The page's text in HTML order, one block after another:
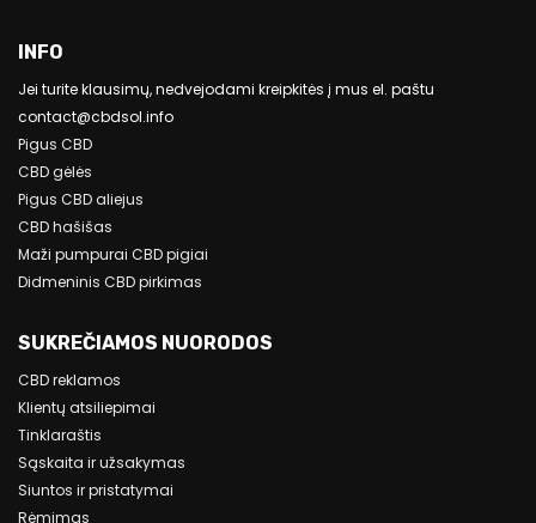
INFO
Jei turite klausimų, nedvejodami kreipkitės į mus el. paštu
contact@cbdsol.info
Pigus CBD
CBD gėlės
Pigus CBD aliejus
CBD hašišas
Maži pumpurai CBD pigiai
Didmeninis CBD pirkimas
SUKREČIAMOS NUORODOS
CBD reklamos
Klientų atsiliepimai
Tinklaraštis
Sąskaita ir užsakymas
Siuntos ir pristatymai
Rėmimas